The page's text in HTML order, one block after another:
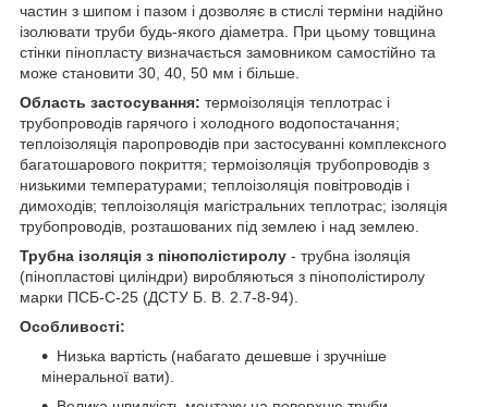
частин з шипом і пазом і дозволяє в стислі терміни надійно
ізолювати труби будь-якого діаметра. При цьому товщина
стінки пінопласту визначається замовником самостійно та
може становити 30, 40, 50 мм і більше.
Область застосування: термоізоляція теплотрас і
трубопроводів гарячого і холодного водопостачання;
теплоізоляція паропроводів при застосуванні комплексного
багатошарового покриття; термоізоляція трубопроводів з
низькими температурами; теплоізоляція повітроводів і
димоходів; теплоізоляція магістральних теплотрас; ізоляція
трубопроводів, розташованих під землею і над землею.
Трубна ізоляція з пінополістиролу - трубна ізоляція
(пінопластові циліндри) виробляються з пінополістиролу
марки ПСБ-С-25 (ДСТУ Б. В. 2.7-8-94).
Особливості:
Низька вартість (набагато дешевше і зручніше
мінеральної вати).